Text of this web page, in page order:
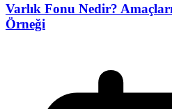
Varlık Fonu Nedir?
Örneği